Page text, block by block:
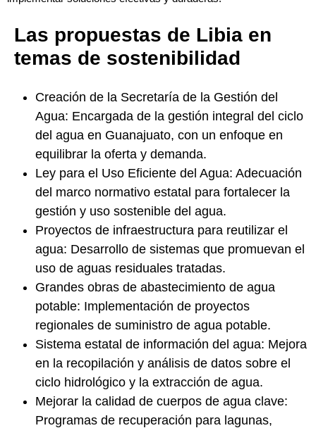
Las propuestas de Libia en
temas de sostenibilidad
Creación de la Secretaría de la Gestión del
Agua: Encargada de la gestión integral del ciclo
del agua en Guanajuato, con un enfoque en
equilibrar la oferta y demanda.
Ley para el Uso Eficiente del Agua: Adecuación
del marco normativo estatal para fortalecer la
gestión y uso sostenible del agua.
Proyectos de infraestructura para reutilizar el
agua: Desarrollo de sistemas que promuevan el
uso de aguas residuales tratadas.
Grandes obras de abastecimiento de agua
potable: Implementación de proyectos
regionales de suministro de agua potable.
Sistema estatal de información del agua: Mejora
en la recopilación y análisis de datos sobre el
ciclo hidrológico y la extracción de agua.
Mejorar la calidad de cuerpos de agua clave:
Programas de recuperación para lagunas,